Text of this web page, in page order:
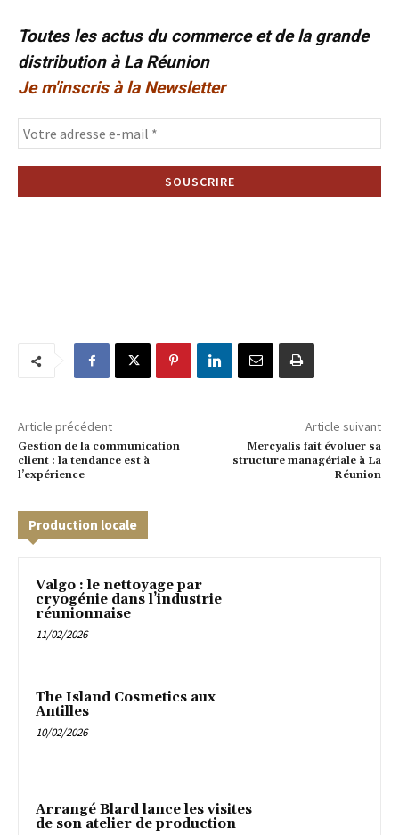
Toutes les actus du commerce et de la grande
distribution à La Réunion
Je m'inscris à la Newsletter
Article précédent
Gestion de la communication
client : la tendance est à
l’expérience
Article suivant
Mercyalis fait évoluer sa
structure managériale à La
Réunion
Production locale
Valgo : le nettoyage par
cryogénie dans l’industrie
réunionnaise
11/02/2026
The Island Cosmetics aux
Antilles
10/02/2026
Arrangé Blard lance les visites
de son atelier de production